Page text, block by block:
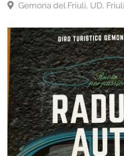
Gemona del Friuli, UD,